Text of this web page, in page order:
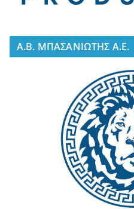
A.B. ΜΠΑΣΑΝΙΩΤΗΣ Α.Ε.